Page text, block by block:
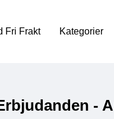
Fri Frakt Kategorier
-